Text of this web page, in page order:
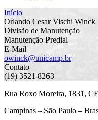
Início
Orlando Cesar Vischi Winck
Divisão de Manutenção
Manutenção Predial
E-Mail
owinck@unicamp.br
Contato
(19) 3521-8263
Rua Roxo Moreira, 1831,
Campinas – São Paulo –